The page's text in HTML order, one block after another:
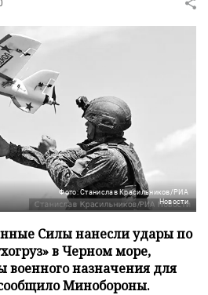
Фото: Станислав Красильников/РИА
Новости
Силы нанесли удары по
в Черном море,
военного назначения для
Минобороны.